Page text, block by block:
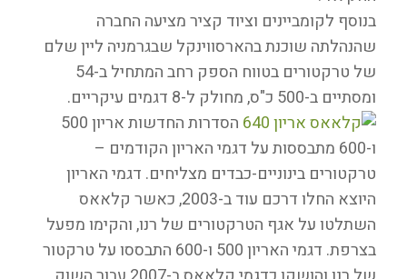
בנוסף לקומביינים וציוד קציר מציעה החברה
שהנהלתה שוכנת בהארסווינקל שבגרמניה ליין שלם
של טרקטורים בטווח הספק רחב המתחיל ב-54
ומסתיים ב-500 כ"ס, מחולק ל-8 דגמים עיקריים.
הסדרות החדשות אריון 500
ו-600 מתבססות על דגמי האריון הקודמים –
טרקטורים בינוניים-כבדים מצליחים. דגמי האריון
היוצא החלו דרכם עוד ב-2003, כאשר קלאאס
השתלטו על אגף הטרקטורים של רנו, והקימו מפעל
בצרפת. דגמי האריון 500 ו-600 התבססו על טרקטור